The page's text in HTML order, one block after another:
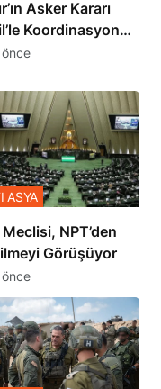
Asker Kararı
Koordinasyon
Gerçekleşmiş
NPT’den
Görüşüyor
ASYA